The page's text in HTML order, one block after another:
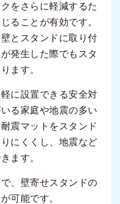
をさらに軽減するた
ることが有効です。
とスタンドに取り付
発生した際でもスタ
ます。
に設置できる安全対
る家庭や地震の多い
震マットをスタンド
にくくし、地震など
ます。
、壁寄せスタンドの
可能です。